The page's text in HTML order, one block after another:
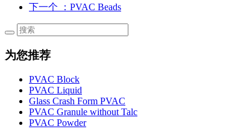
下一个
：PVAC Beads
为您推荐
PVAC Block
PVAC Liquid
Glass Crash Form PVAC
PVAC Granule without Talc
PVAC Powder